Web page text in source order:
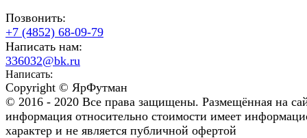
Позвонить:
+7 (4852) 68-09-79
Написать нам:
336032@bk.ru
Написать:
Copyright © ЯрФутман
© 2016 - 2020 Все права защищены. Размещённая на
информация относительно стоимости имеет
характер и не является публичной офертой